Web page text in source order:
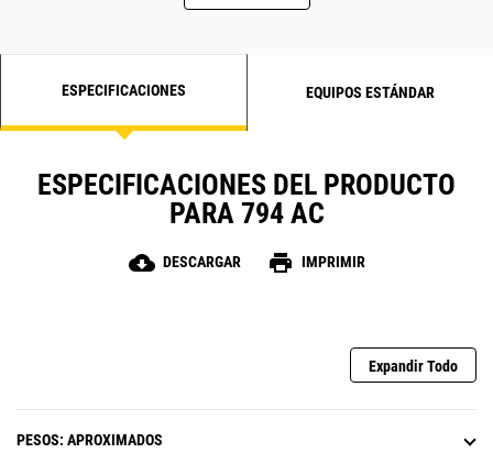
ESPECIFICACIONES EQUIPOS ESTÁNDAR
ESPECIFICACIONES DEL PRODUCTO
PARA 794 AC
cloud_download DESCARGAR print IMPRIMIR
Expandir Todo
PESOS: APROXIMADOS